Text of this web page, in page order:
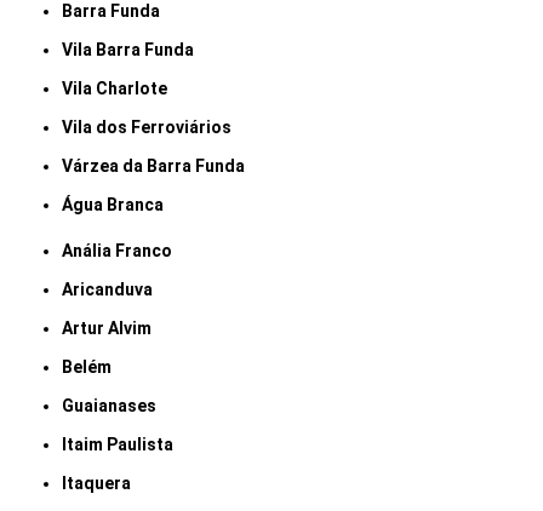
Barra Funda
Vila Barra Funda
Vila Charlote
Vila dos Ferroviários
Várzea da Barra Funda
Água Branca
Anália Franco
Aricanduva
Artur Alvim
Belém
Guaianases
Itaim Paulista
Itaquera